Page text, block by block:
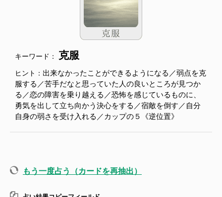
キーワード： 克服
ヒント： 出来なかったことができるようになる／弱点を克
服する／苦手だなと思っていた人の良いところが見つか
る／恋の障害を乗り越える／恐怖を感じているものに、
勇気を出して立ち向かう決心をする／宿敵を倒す／自分
自身の弱さを受け入れる／カップの５《逆位置》
もう一度占う（カードを再抽出）